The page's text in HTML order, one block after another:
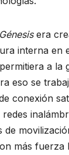
Génesisera
interna en
a la
eso se
conexión
de
más fuerza